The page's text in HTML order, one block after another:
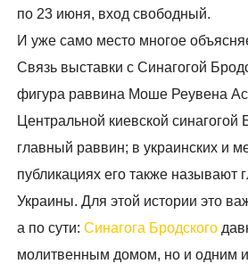
по 23 июня, вход свободный.
И уже само место многое
Связь выставки с Синагогой
фигура раввина Моше Реувена
Центральной киевской синагогой
главный раввин; в украинских и
публикациях его также называют
Украины. Для этой истории это
а по сути:Синагога Бродского
молитвенным домом, но и одним